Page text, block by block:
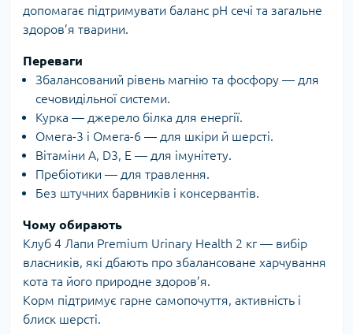
допомагає підтримувати баланс рН сечі та загальне
здоров’я тварини.
Переваги
Збалансований рівень магнію та фосфору — для
сечовидільної системи.
Курка — джерело білка для енергії.
Омега-3 і Омега-6 — для шкіри й шерсті.
Вітаміни A, D3, E — для імунітету.
Пребіотики — для травлення.
Без штучних барвників і консервантів.
Чому обирають
Клуб 4 Лапи Premium Urinary Health 2 кг — вибір
власників, які дбають про збалансоване харчування
кота та його природне здоров’я.
Корм підтримує гарне самопочуття, активність і
блиск шерсті.